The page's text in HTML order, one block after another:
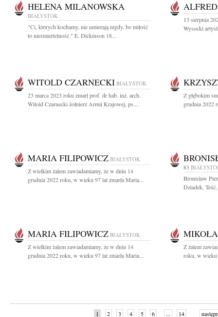
HELENA MILANOWSKA
BIAŁYSTOK
"Ci, których kochamy, nie umierają nigdy, bo miłość
to nieśmiertelność." E. Dickinson 18...
13 sierpnia
Wysocki
WITOLD CZARNECKI BIAŁYSTOK
23 marca 2023 roku zmarł prof. dr hab. inż. arch.
Witold Czarnecki żołnierz Armii Krajowej, ps....
Z głębokim
grudnia 2022
MARIA FILIPOWICZ BIAŁYSTOK
Z wielkim żalem zawiadamiamy, że w dniu 14
grudnia 2022 roku, w wieku 97 lat zmarła Maria...
83
Bronisław
Dziadek,
MARIA FILIPOWICZ BIAŁYSTOK
Z wielkim żalem zawiadamiamy, że w dniu 14
grudnia 2022 roku, w wieku 97 lat zmarła Maria...
Z żalem
roku, w wieku
1 2 3 4 5 6 ... 14